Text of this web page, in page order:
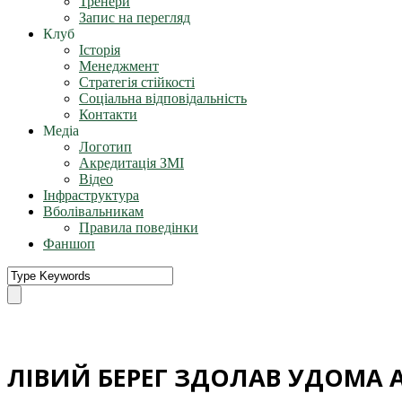
Запис на перегляд
Клуб
Історія
Менеджмент
Стратегія стійкості
Соціальна відповідальність
Контакти
Медіа
Логотип
Акредитація ЗМІ
Відео
Інфраструктура
Вболівальникам
Правила поведінки
Фаншоп
ЛІВИЙ БЕРЕГ ЗДОЛАВ УДОМА